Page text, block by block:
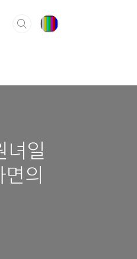
일
의